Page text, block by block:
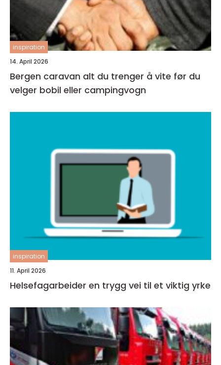
inspiration
14. April 2026
Bergen caravan alt du trenger å vite før du
velger bobil eller campingvogn
inspiration
11. April 2026
Helsefagarbeider en trygg vei til et viktig yrke